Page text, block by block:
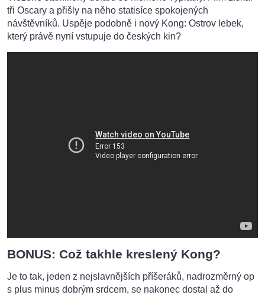
tři Oscary a přišly na něho statisíce spokojených
návštěvníků. Uspěje podobně i nový Kong: Ostrov lebek,
který právě nyní vstupuje do českých kin?
BONUS: Což takhle kreslený Kong?
Je to tak, jeden z nejslavnějších příšeráků, nadrozměrný op
s plus minus dobrým srdcem, se nakonec dostal až do